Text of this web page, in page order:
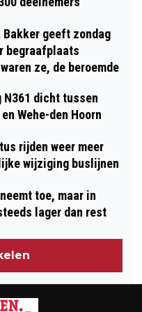
Bakker geeft zondag
begraafplaats
ze, de beroemde
N361 dicht tussen
Wehe-den Hoorn
rijden weer meer
wijziging buslijnen
toe, maar in
lager dan rest